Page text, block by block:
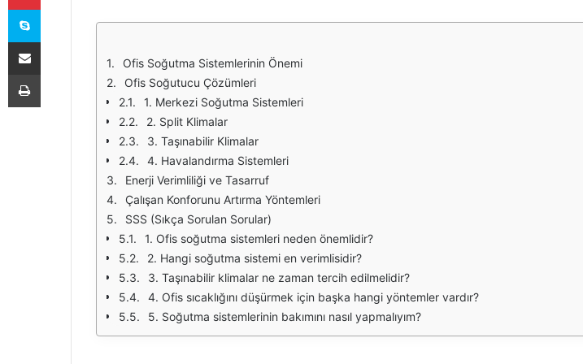
Ofis Soğutma Sistemlerinin Önemi
Ofis Soğutucu Çözümleri
1. Merkezi Soğutma Sistemleri
2. Split Klimalar
3. Taşınabilir Klimalar
4. Havalandırma Sistemleri
Enerji Verimliliği ve Tasarruf
Çalışan Konforunu Artırma Yöntemleri
SSS (Sıkça Sorulan Sorular)
1. Ofis soğutma sistemleri neden önemlidir?
2. Hangi soğutma sistemi en verimlisidir?
3. Taşınabilir klimalar ne zaman tercih edilmelidir?
4. Ofis sıcaklığını düşürmek için başka hangi yöntemler vardır?
5. Soğutma sistemlerinin bakımını nasıl yapmalıyım?
Skype
E-Posta ile paylaş